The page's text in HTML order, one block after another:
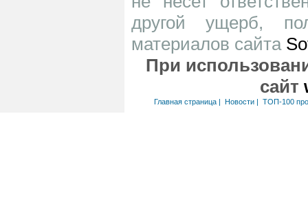
другой ущерб,
материалов сайта
При
сайт
Главная страница| Новости| ТОП-100